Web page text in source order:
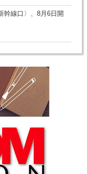
幹線口〉、8月6日開